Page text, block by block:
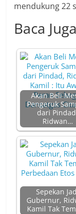
mendukung 22
Baca
Akan Beli
Pengeruk
dari
Ridwan…
Sepekan
Gubernur,
Kamil Tak